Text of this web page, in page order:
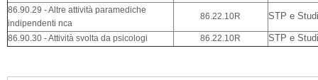
86.90.29 - Altre attività paramediche
indipendenti nca
86.22.10R STP e
86.90.30 - Attività svolta da psicologi 86.22.10R STP e